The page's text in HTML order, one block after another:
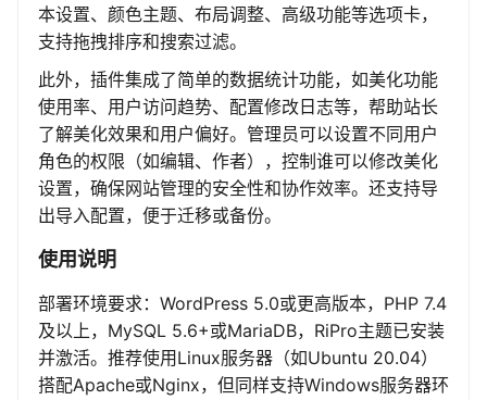
本设置、颜色主题、布局调整、高级功能等选项卡，
支持拖拽排序和搜索过滤。
此外，插件集成了简单的数据统计功能，如美化功能
使用率、用户访问趋势、配置修改日志等，帮助站长
了解美化效果和用户偏好。管理员可以设置不同用户
角色的权限（如编辑、作者），控制谁可以修改美化
设置，确保网站管理的安全性和协作效率。还支持导
出导入配置，便于迁移或备份。
使用说明
部署环境要求：WordPress 5.0或更高版本，PHP 7.4
及以上，MySQL 5.6+或MariaDB，RiPro主题已安装
并激活。推荐使用Linux服务器（如Ubuntu 20.04）
搭配Apache或Nginx，但同样支持Windows服务器环